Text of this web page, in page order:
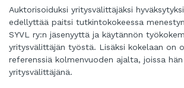
Auktorisoiduksi yritysvälittäjäksi
edellyttää paitsi tutkintokokeessa
SYVL ry:n jäsenyyttä ja käytännön
yritysvälittäjän työstä. Lisäksi kokelaan on
referenssiä kolmenvuoden ajalta, joissa
yritysvälittäjänä.